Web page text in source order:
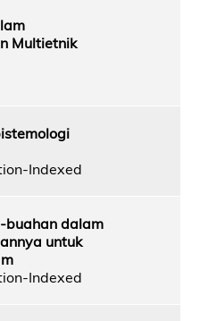
Multietnik
Indexed
buahan dalam
untuk
Indexed